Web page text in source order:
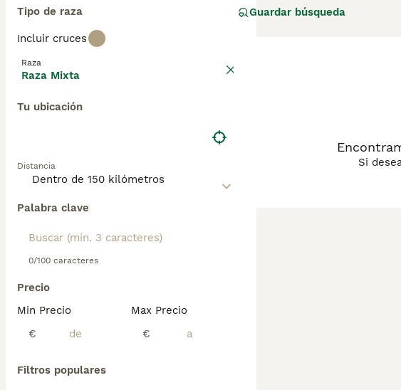
Tipo de raza
Incluir cruces
Raza
Raza Mixta
Tu ubicación
Distancia
Palabra clave
0/100 caracteres
Precio
Min Precio
€
Max Precio
€
Filtros populares
Guardar búsqueda
Si